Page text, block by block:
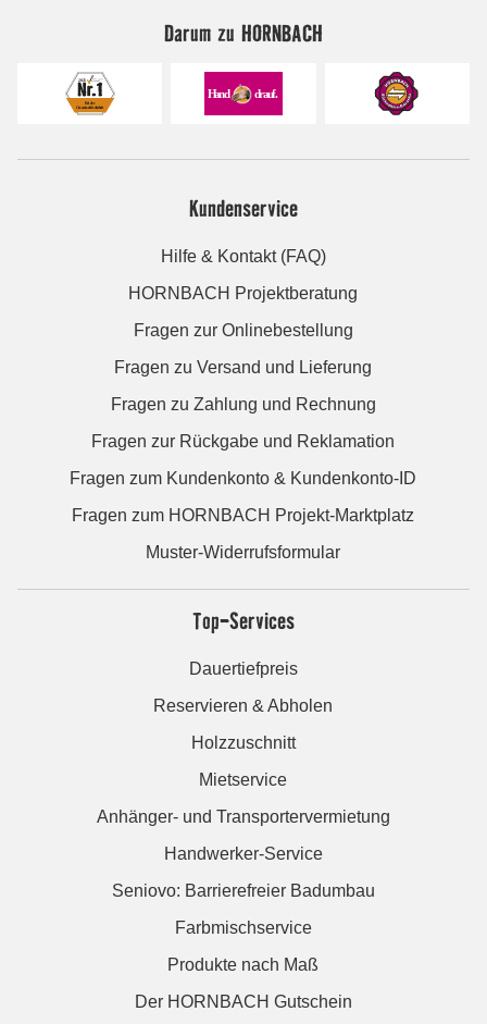
Darum zu HORNBACH
Kundenservice
Hilfe & Kontakt (FAQ)
HORNBACH Projektberatung
Fragen zur Onlinebestellung
Fragen zu Versand und Lieferung
Fragen zu Zahlung und Rechnung
Fragen zur Rückgabe und Reklamation
Fragen zum Kundenkonto & Kundenkonto-ID
Fragen zum HORNBACH Projekt-Marktplatz
Muster-Widerrufsformular
Top-Services
Dauertiefpreis
Reservieren & Abholen
Holzzuschnitt
Mietservice
Anhänger- und Transportervermietung
Handwerker-Service
Seniovo: Barrierefreier Badumbau
Farbmischservice
Produkte nach Maß
Der HORNBACH Gutschein